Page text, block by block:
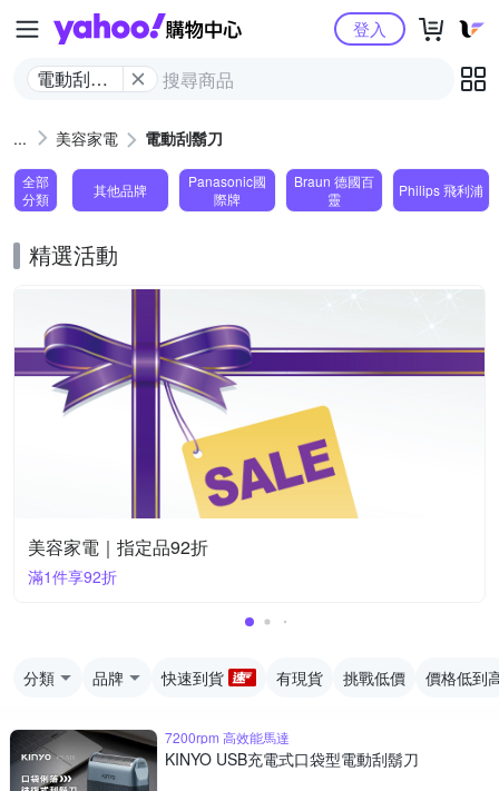
Yahoo購物中心
電動刮鬍
登入
美容家電 電動刮鬍刀
全部
分類
其他品牌
Panasonic國
際牌
Braun 德國百
靈
Philips 飛利浦
精選活動
美容家電｜指定品92折
滿1件享92折
分類 品牌 快速到貨 有現貨 挑戰低價 價格低到
7200rpm 高效能馬達
KINYO USB充電式口袋型電動刮鬍刀